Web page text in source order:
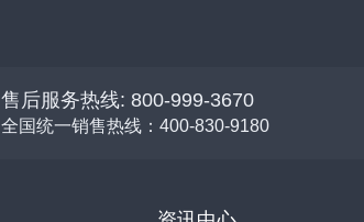
售后服务热线: 800-999-3670
全国统一销售热线：400-830-9180